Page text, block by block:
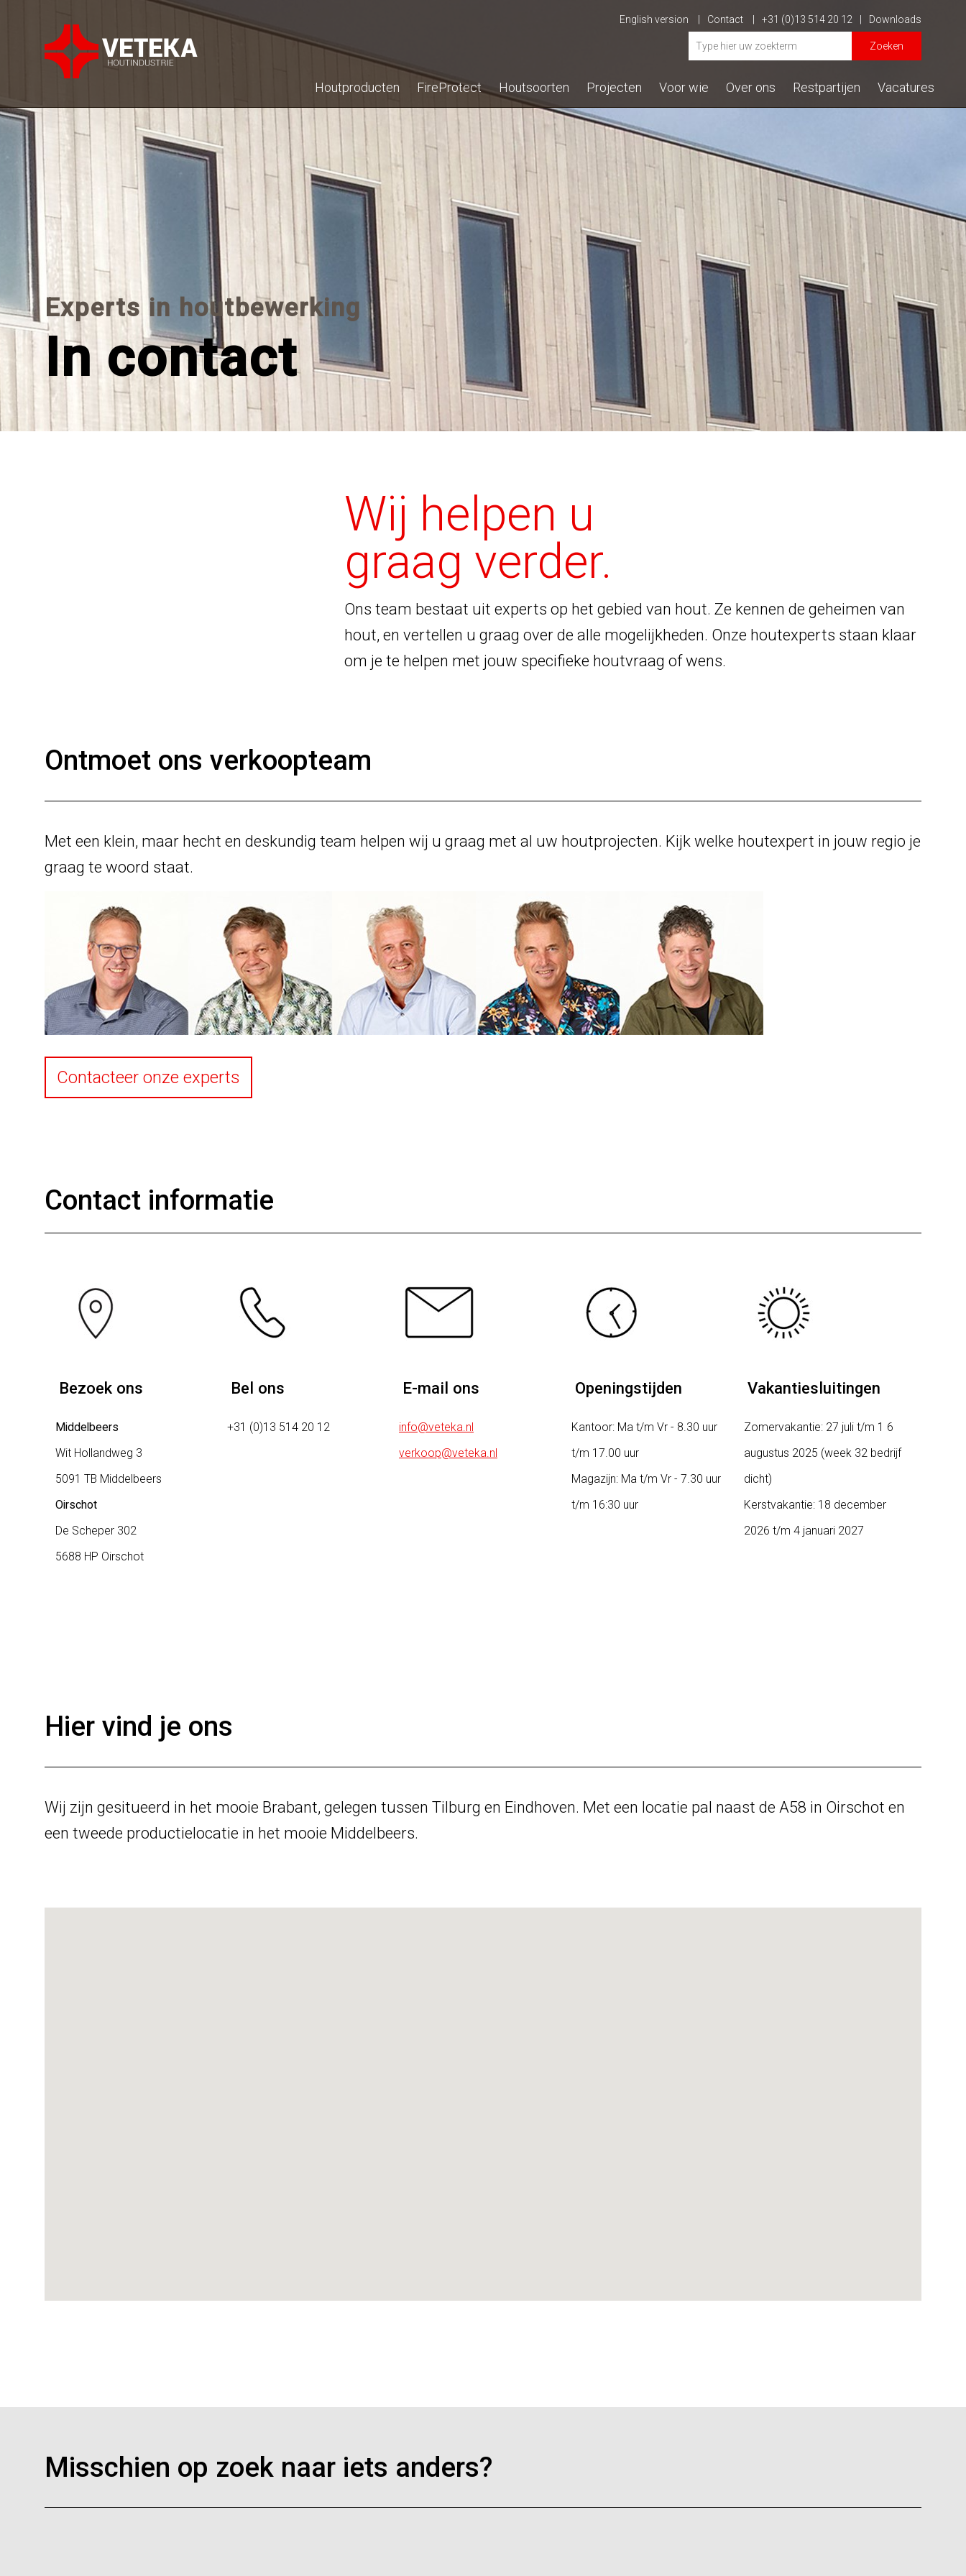
English version Contact +31 (0)13 514 20 12 Downloads
Zoeken
Houtproducten FireProtect Houtsoorten Projecten Voor wie Over ons Restpartijen Vacatures
Experts in houtbewerking
In contact
Wij helpen u
graag verder.
Ons team bestaat uit experts op het gebied van hout. Ze kennen de geheimen van
hout, en vertellen u graag over de alle mogelijkheden. Onze houtexperts staan klaar
om je te helpen met jouw specifieke houtvraag of wens.
Ontmoet ons verkoopteam
Met een klein, maar hecht en deskundig team helpen wij u graag met al uw houtprojecten. Kijk welke houtexpert in jouw regio je
graag te woord staat.
Contacteer onze experts
Contact informatie
Bezoek ons
Middelbeers
Wit Hollandweg 3
5091 TB Middelbeers
Oirschot
De Scheper 302
5688 HP Oirschot
Bel ons
+31 (0)13 514 20 12
E-mail ons
info@veteka.nl
verkoop@veteka.nl
Openingstijden
Kantoor: Ma t/m Vr - 8.30 uur
t/m 17.00 uur
Magazijn: Ma t/m Vr - 7.30 uur
t/m 16:30 uur
Vakantiesluitingen
Zomervakantie: 27 juli t/m 1 6
augustus 2025 (week 32 bedrijf
dicht)
Kerstvakantie: 18 december
2026 t/m 4 januari 2027
Hier vind je ons
Wij zijn gesitueerd in het mooie Brabant, gelegen tussen Tilburg en Eindhoven. Met een locatie pal naast de A58 in Oirschot en
een tweede productielocatie in het mooie Middelbeers.
Misschien op zoek naar iets anders?